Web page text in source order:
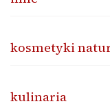
kosmetyki
kulinaria